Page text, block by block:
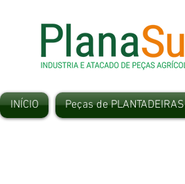
INÍCIO Peças de PLANTADEIRAS